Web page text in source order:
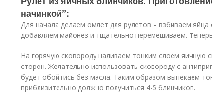
начинкой”:
Для начала делаем омлет для рулетов – взбиваем яйца
добавляем майонез и тщательно перемешиваем.
На горячую сковороду наливаем тонким слоем яичную
сторон. Желательно использовать сковороду с
будет обойтись без масла. Таким образом выпекаем
приблизительно должно получиться 4-5 блинчиков.